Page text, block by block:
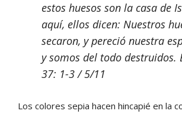
estos huesos son la casa de
aquí, ellos dicen: Nuestros
secaron, y pereció nuestra
y somos del todo destruidos.
37: 1-3 / 5/11
Los colores sepia hacen hincapié en la